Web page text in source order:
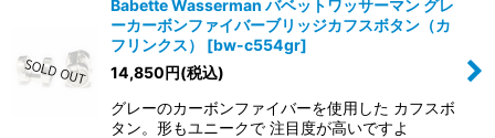
Babette Wasserman バベットワッサーマン グレ
ーカーボンファイバーブリッジカフスボタン（カ
フリンクス）
[bw-c554gr]
14,850円(税込)
グレーのカーボンファイバーを使用した カフスボ
タン。形もユニークで 注目度が高いですよ